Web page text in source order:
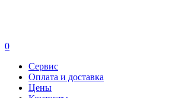
0
Сервис
Оплата и доставка
Цены